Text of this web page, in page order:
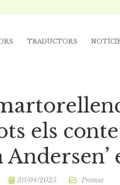
TRADUCTORS
els
30/04/2025 Premsa